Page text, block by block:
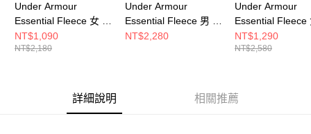
Under Armour
Essential Fleece 女 連
帽T恤 1373033-001
NT$1,090
NT$2,180
Under Armour
Essential Fleece 男 連
帽T恤 1373880-001
NT$2,280
Under Armour
Essential Fleece
帽外套
NT$1,290
NT$2,580
詳細說明 相關推薦